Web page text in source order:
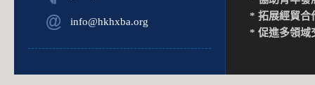
info@hkhxba.org
* 拓展經貿合
* 促進多領域